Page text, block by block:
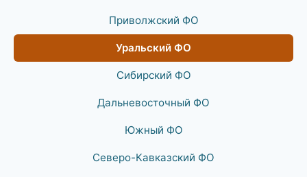
Приволжский ФО
Уральский ФО
Сибирский ФО
Дальневосточный ФО
Южный ФО
Северо-Кавказский ФО